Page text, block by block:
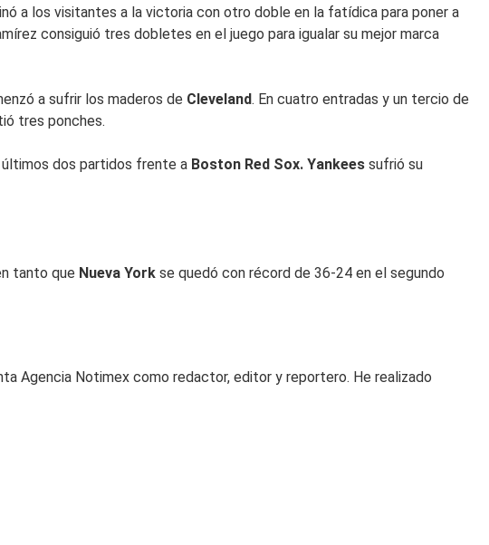
a los visitantes a la victoria con otro doble en la fatídica para poner a
consiguió tres dobletes en el juego para igualar su mejor marca
a sufrir los maderos de Cleveland. En cuatro entradas y un tercio de
tres ponches.
últimos dos partidos frente a Boston Red Sox. Yankees sufrió su
tanto que Nueva York se quedó con récord de 36-24 en el segundo
Agencia Notimex como redactor, editor y reportero. He realizado